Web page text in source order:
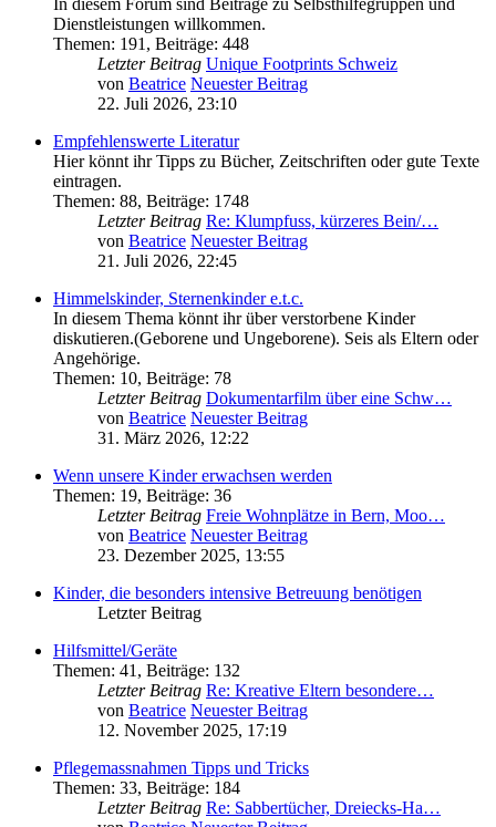
Dienstleistungen willkommen.
Themen: 191 , Beiträge: 448
Letzter Beitrag Unique Footprints Schweiz
von Beatrice Neuester Beitrag
22. Juli 2026, 23:10
Empfehlenswerte Literatur
Hier könnt ihr Tipps zu Bücher, Zeitschriften oder gute Texte
eintragen.
Themen: 88, Beiträge: 1748
Letzter Beitrag Re: Klumpfuss, kürzeres Bein/…
von Beatrice Neuester Beitrag
21. Juli 2026, 22:45
Himmelskinder, Sternenkinder e.t.c.
In diesem Thema könnt ihr über verstorbene Kinder
diskutieren.(Geborene und Ungeborene). Seis als Eltern oder
Angehörige.
Themen: 10, Beiträge: 78
Letzter Beitrag Dokumentarfilm über eine Schw…
von Beatrice Neuester Beitrag
31. März 2026, 12:22
Wenn unsere Kinder erwachsen werden
Themen: 19, Beiträge: 36
Letzter Beitrag Freie Wohnplätze in Bern, Moo…
von Beatrice Neuester Beitrag
23. Dezember 2025, 13:55
Kinder, die besonders intensive Betreuung benötigen
Letzter Beitrag
Hilfsmittel/Geräte
Themen: 41 , Beiträge: 132
Letzter Beitrag Re: Kreative Eltern besondere…
von Beatrice Neuester Beitrag
12. November 2025, 17:19
Pflegemassnahmen Tipps und Tricks
Themen: 33, Beiträge: 184
Letzter Beitrag Re: Sabbertücher, Dreiecks-Ha…